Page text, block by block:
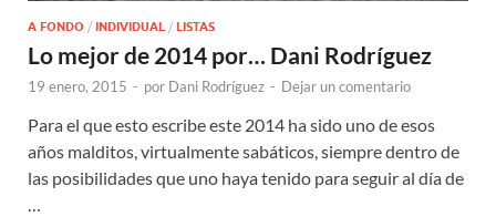
A FONDO / INDIVIDUAL / LISTAS
Lo mejor de 2014 por… Dani Rodríguez
19 enero, 2015 - por Dani Rodríguez - Dejar un comentario
Para el que esto escribe este 2014 ha sido uno de esos
años malditos, virtualmente sabáticos, siempre dentro de
las posibilidades que uno haya tenido para seguir al día de
…